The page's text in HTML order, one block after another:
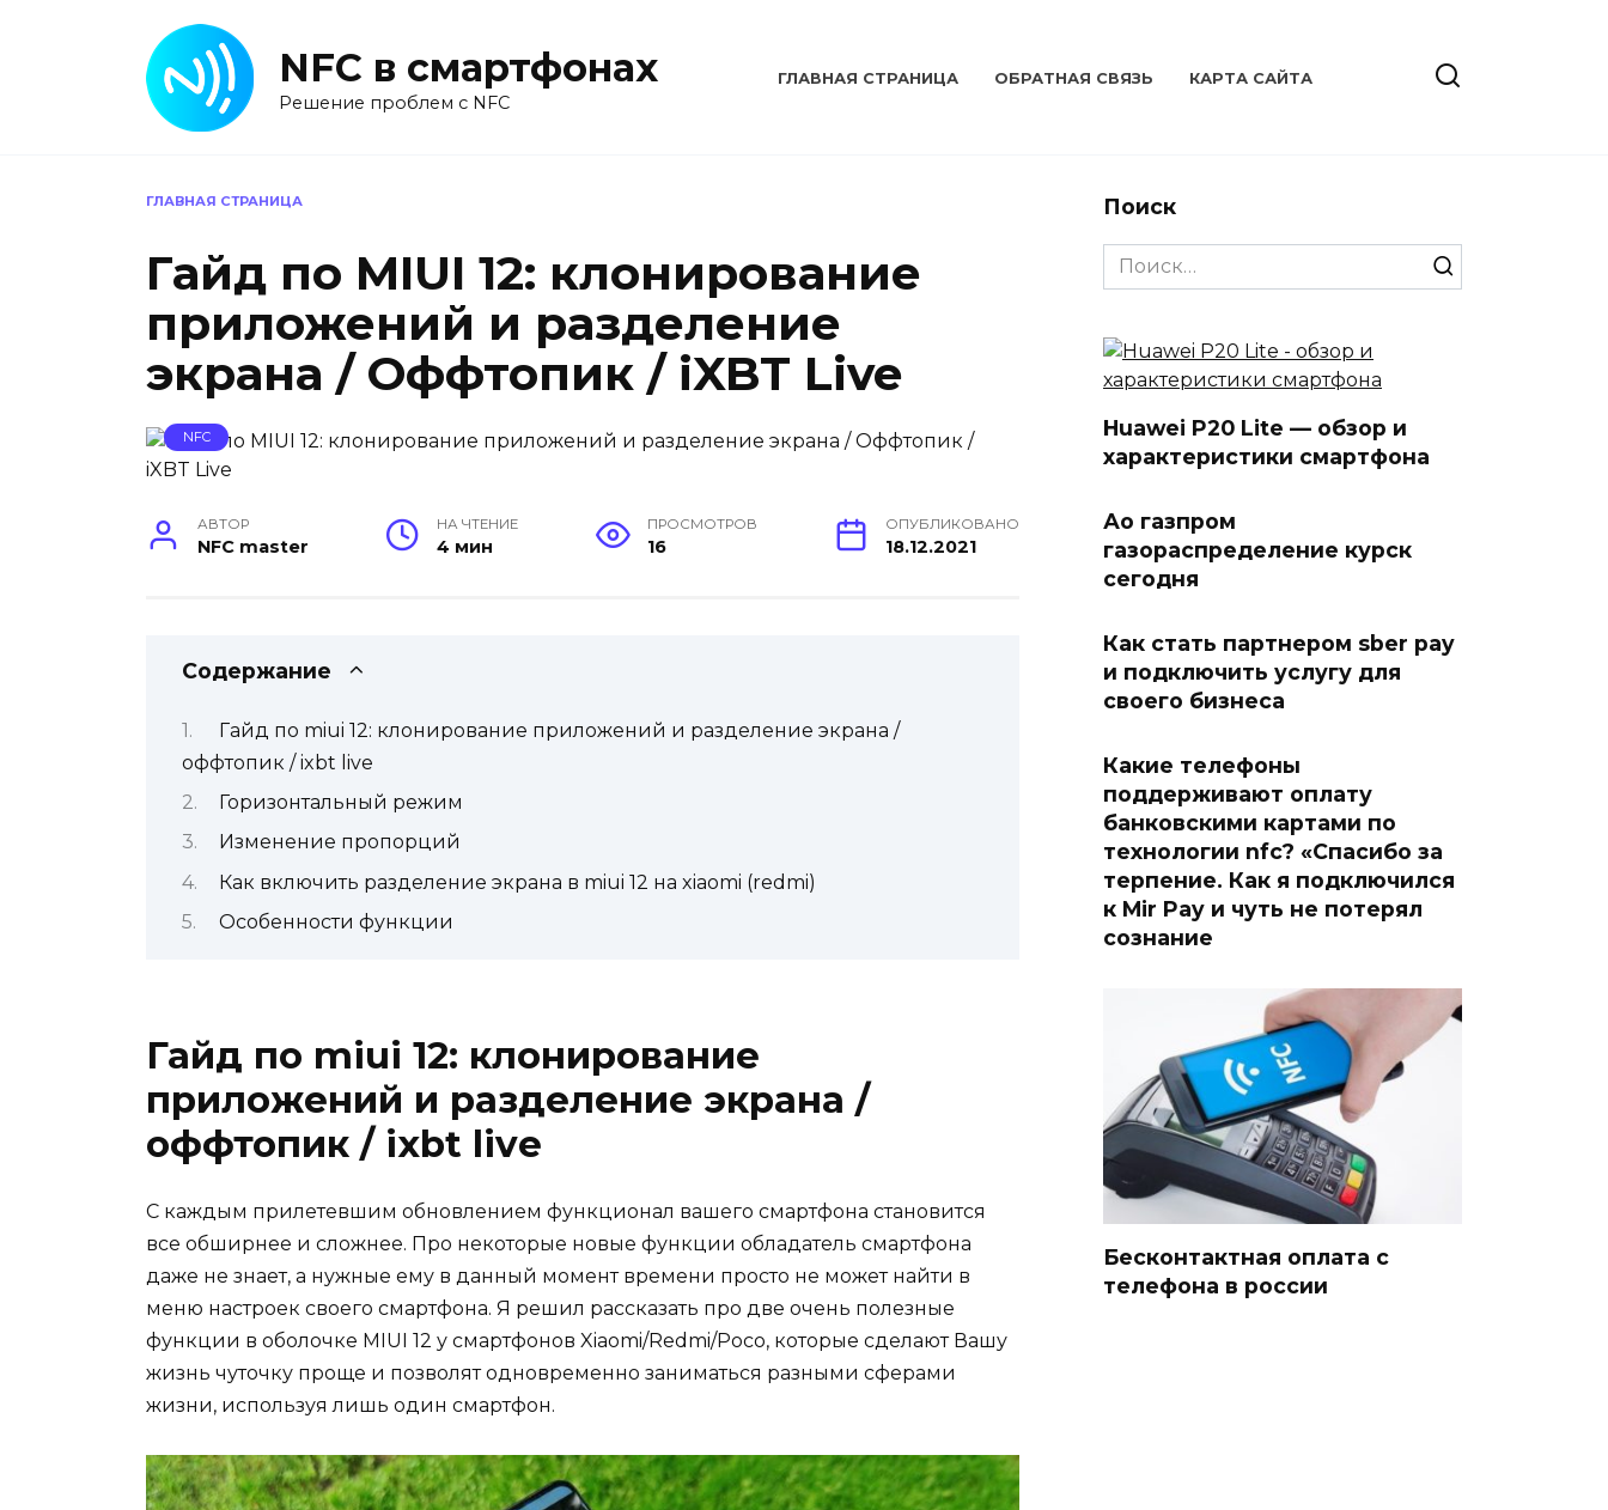
NFC в смартфонах
Решение проблем с NFC
ГЛАВНАЯ СТРАНИЦА ОБРАТНАЯ СВЯЗЬ КАРТА САЙТА
ГЛАВНАЯ СТРАНИЦА
Гайд по MIUI 12: клонирование
приложений и разделение
экрана / Оффтопик / iXBT Live
NFC
АВТОР
NFC master
НА ЧТЕНИЕ
4 мин
ПРОСМОТРОВ
16
ОПУБЛИКОВАНО
18.12.2021
Содержание
Гайд по miui 12: клонирование приложений и разделение экрана /
оффтопик / ixbt live
Горизонтальный режим
Изменение пропорций
Как включить разделение экрана в miui 12 на xiaomi (redmi)
Особенности функции
Гайд по miui 12: клонирование
приложений и разделение экрана /
оффтопик / ixbt live
С каждым прилетевшим обновлением функционал вашего смартфона становится
все обширнее и сложнее. Про некоторые новые функции обладатель смартфона
даже не знает, а нужные ему в данный момент времени просто не может найти в
меню настроек своего смартфона. Я решил рассказать про две очень полезные
функции в оболочке MIUI 12 у смартфонов Xiaomi/Redmi/Poco, которые сделают Вашу
жизнь чуточку проще и позволят одновременно заниматься разными сферами
жизни, используя лишь один смартфон.
Поиск
Search
for:
Huawei P20 Lite — обзор и
характеристики смартфона
Ао газпром
газораспределение курск
сегодня
Как стать партнером sber pay
и подключить услугу для
своего бизнеса
Какие телефоны
поддерживают оплату
банковскими картами по
технологии nfc? «Спасибо за
терпение. Как я подключился
к Mir Pay и чуть не потерял
сознание
Бесконтактная оплата с
телефона в россии